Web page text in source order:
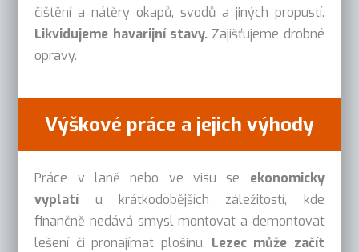
čištění a nátěry okapů, svodů a jiných propustí.
Likvidujeme havarijní stavy. Zajišťujeme drobné
opravy.
Výškové práce a jejich výhody
Práce v laně nebo ve visu se ekonomicky
vyplatíu krátkodobějších záležitostí, kde
finančně nedává smysl montovat a demontovat
lešení či pronajímat plošinu. Lezec může začít